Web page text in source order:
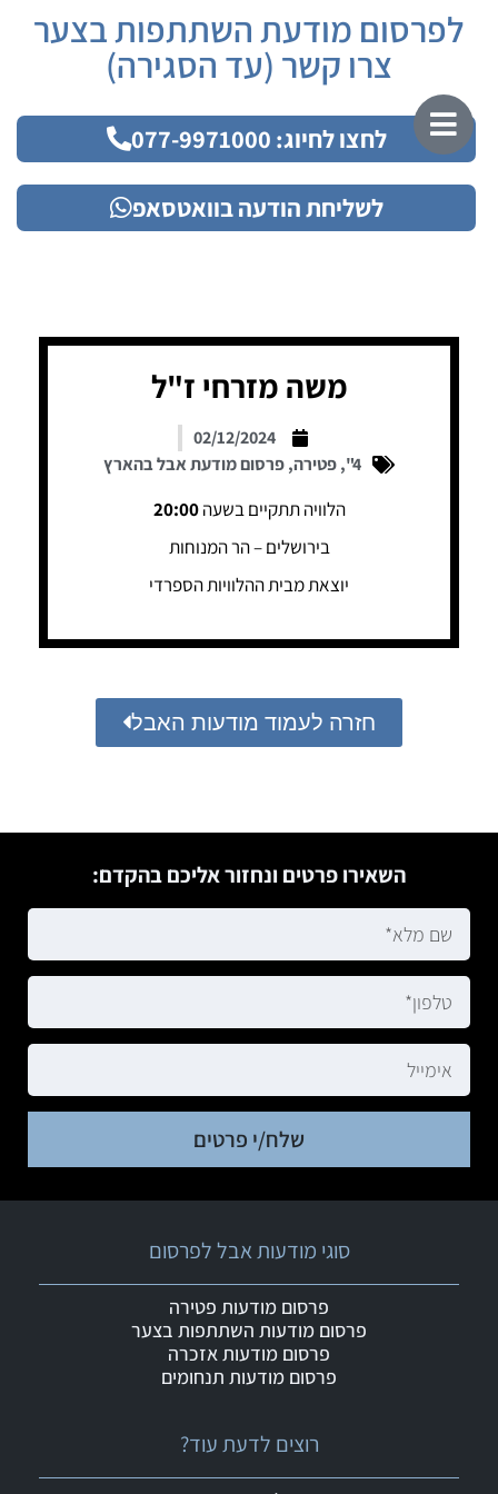
לפרסום מודעת השתתפות בצער
צרו קשר (עד הסגירה)
לחצו לחיוג: 077-9971000
לשליחת הודעה בוואטסאפ
משה מזרחי ז"ל
02/12/2024
4"
,פטירה,פרסום מודעת אבל בהארץ
הלוויה תתקיים בשעה20:00
בירושלים – הר המנוחות
יוצאת מבית ההלוויות הספרדי
חזרה לעמוד מודעות האבל
השאירו פרטים ונחזור אליכם בהקדם:
שלח/י פרטים
רוצים לדעת עוד?
סוגי מודעות אבל לפרסום
פרסום מודעות פטירה
פרסום מודעות השתתפות בצער
פרסום מודעות אזכרה
פרסום מודעות תנחומים